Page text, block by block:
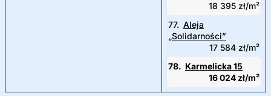
18 395 zł/m²
77. Aleja
„Solidarności”
17 584 zł/m²
78. Karmelicka 15
16 024 zł/m²